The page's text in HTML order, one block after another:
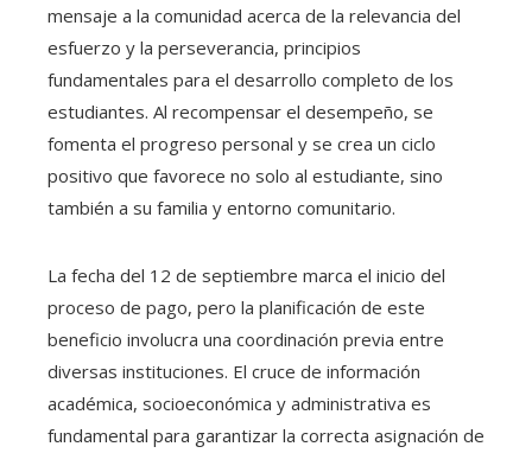
mensaje a la comunidad acerca de la relevancia del
esfuerzo y la perseverancia, principios
fundamentales para el desarrollo completo de los
estudiantes. Al recompensar el desempeño, se
fomenta el progreso personal y se crea un ciclo
positivo que favorece no solo al estudiante, sino
también a su familia y entorno comunitario.
La fecha del 12 de septiembre marca el inicio del
proceso de pago, pero la planificación de este
beneficio involucra una coordinación previa entre
diversas instituciones. El cruce de información
académica, socioeconómica y administrativa es
fundamental para garantizar la correcta asignación de